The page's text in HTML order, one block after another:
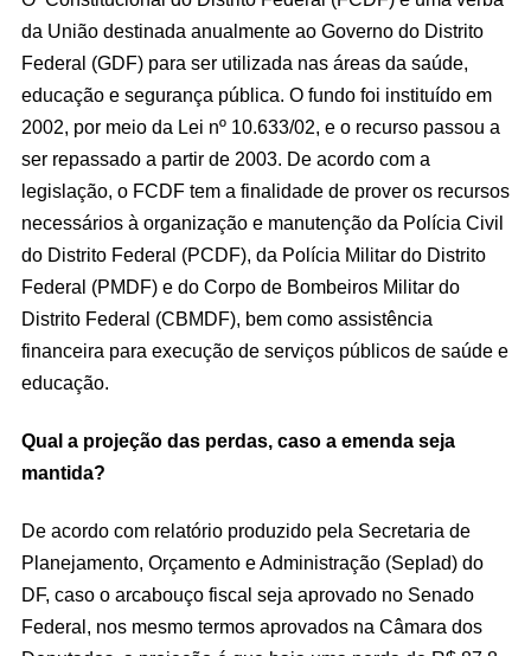
da União destinada anualmente ao Governo do Distrito
Federal (GDF) para ser utilizada nas áreas da saúde,
educação e segurança pública. O fundo foi instituído em
2002, por meio da Lei nº 10.633/02, e o recurso passou a
ser repassado a partir de 2003. De acordo com a
legislação, o FCDF tem a finalidade de prover os recursos
necessários à organização e manutenção da Polícia Civil
do Distrito Federal (PCDF), da Polícia Militar do Distrito
Federal (PMDF) e do Corpo de Bombeiros Militar do
Distrito Federal (CBMDF), bem como assistência
financeira para execução de serviços públicos de saúde e
educação.
Qual a projeção das perdas, caso a emenda seja
mantida?
De acordo com relatório produzido pela Secretaria de
Planejamento, Orçamento e Administração (Seplad) do
DF, caso o arcabouço fiscal seja aprovado no Senado
Federal, nos mesmo termos aprovados na Câmara dos